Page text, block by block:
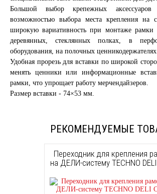
Большой выбор крепежных
возможностью выбора места крепления на
широкую вариативность при монтаже рамки
деревянных, стеклянных полках, в
оборудования, на полочных
Удобная прорезь для вставки по широкой
менять ценники или информационные
рамки, что упрощает работу мерчендайзеров.
Размер вставки - 74×53 мм.
РЕКОМЕНДУЕМЫЕ
Переходник для крепления
на ДЕЛИ-систему TECHNO